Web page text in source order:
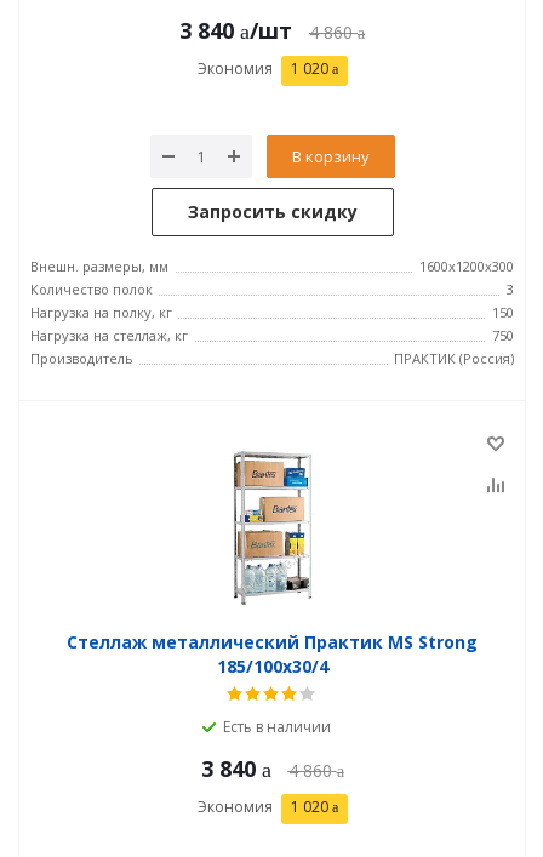
3 840 /шт 4 860
Экономия 1 020
В корзину
Запросить скидку
Внешн. размеры, мм
1600x1200x300
Количество полок
3
Нагрузка на полку, кг
150
Нагрузка на стеллаж, кг
750
Производитель
ПРАКТИК (Россия)
Стеллаж металлический Практик MS Strong
185/100x30/4
Есть в наличии
3 840 4 860
Экономия 1 020